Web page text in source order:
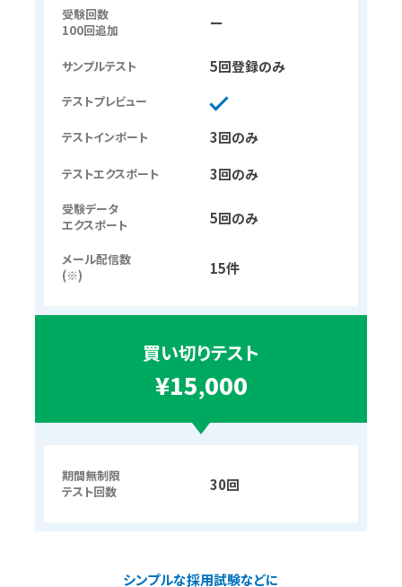
受験回数
100回追加
ー
サンプルテスト 5回登録のみ
テストプレビュー
テストインポート 3回のみ
テストエクスポート 3回のみ
受験データ
エクスポート
5回のみ
メール配信数
(※)
15件
買い切りテスト
¥15,000
期間無制限
テスト回数
30回
シンプルな採用試験などに